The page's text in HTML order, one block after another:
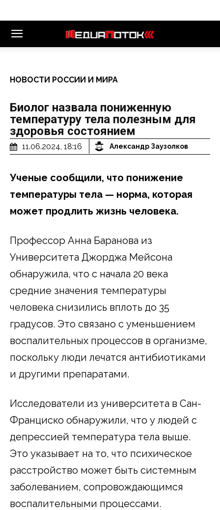
НОВОСТИ РОССИИ И МИРА
Биолог назвала пониженную
температуру тела полезным для
здоровья состоянием
11.06.2024, 18:16 Александр Заузолков
Ученые сообщили, что понижение
температуры тела — норма, которая
может продлить жизнь человека.
Профессор Анна Баранова из
Университета Джорджа Мейсона
обнаружила, что с начала 20 века
средние значения температуры
человека снизились вплоть до 35
градусов. Это связано с уменьшением
воспалительных процессов в организме,
поскольку люди лечатся антибиотиками
и другими препаратами.
Исследователи из университета в Сан-
Франциско обнаружили, что у людей с
депрессией температура тела выше.
Это указывает на то, что психическое
расстройство может быть системным
заболеванием, сопровождающимся
воспалительными процессами.